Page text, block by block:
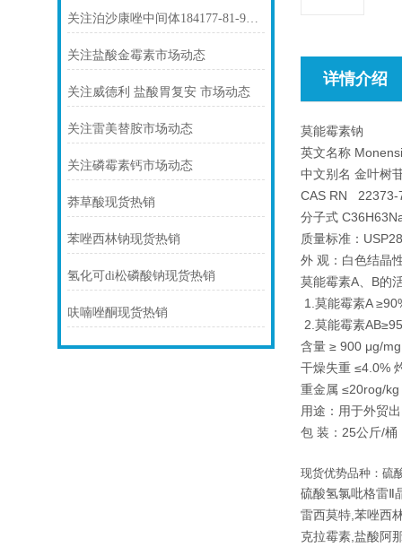
关注泊沙康唑中间体184177-81-9市场动态
关注盐酸金霉素市场动态
关注威德利 盐酸胃复安 市场动态
关注雷美替胺市场动态
关注磷霉素钙市场动态
莽草酸现货热销
苯唑西林钠现货热销
氢化可di松磷酸钠现货热销
呋喃唑酮现货热销
详情介绍
莫能霉素钠
英文名称
中文别名 金叶树
CAS RN
分子式
质量标准：USP28
外 观：白色结晶
莫能霉素A、B的
1.莫能霉素A
2.莫能霉素
含量 ≥ 900 μg/mg
干燥失重 ≤4.0%
重金属 ≤20rog/
用途：用于外贸
包 装：25公斤/桶
现货优势品种：硫
硫酸氢氯吡格雷Ⅱ
雷西莫特,苯唑西
克拉霉素,盐酸阿